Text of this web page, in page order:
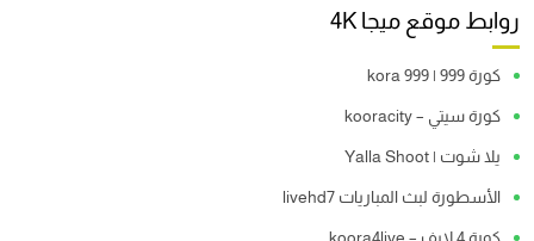
روابط موقع ميجا 4K
كورة 999 | kora 999
كورة سيتي – kooracity
يلا شوت | Yalla Shoot
الأسطورة لبث المباريات livehd7